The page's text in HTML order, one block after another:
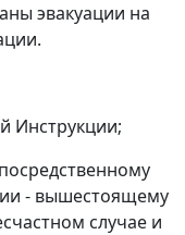
эвакуации на
Инструкции;
- вышестоящему
случае и